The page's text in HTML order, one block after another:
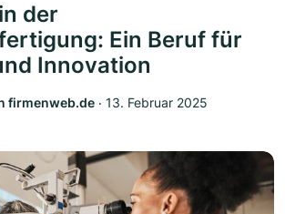
der
Ein Beruf für
Innovation
firmenweb.de ‧ 13. Februar 2025